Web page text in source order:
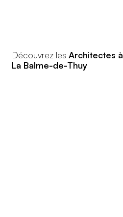
Découvrez les Architectes à
La Balme-de-Thuy